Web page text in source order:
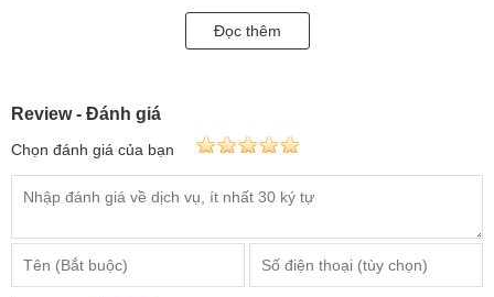
Đọc thêm
Review - Đánh giá
Chọn đánh giá của bạn